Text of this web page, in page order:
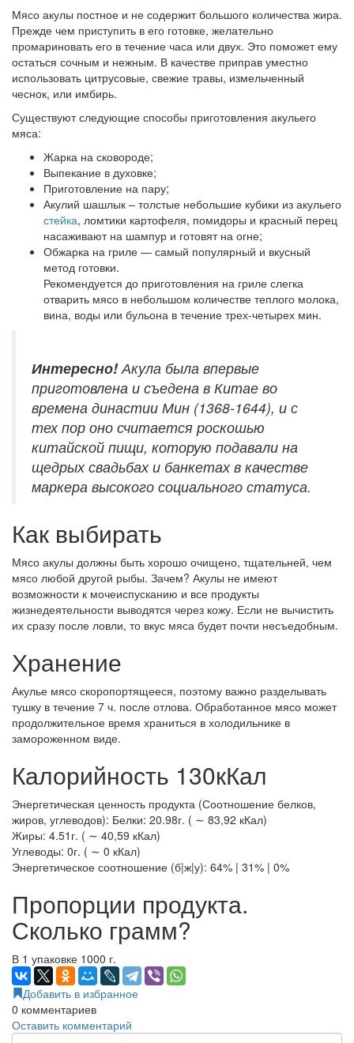
Мясо акулы постное и не содержит большого количества жира.
Прежде чем приступить в его готовке, желательно
промариновать его в течение часа или двух. Это поможет ему
остаться сочным и нежным. В качестве приправ уместно
использовать цитрусовые, свежие травы, измельченный
чеснок, или имбирь.
Существуют следующие способы приготовления акульего
мяса:
Жарка на сковороде;
Выпекание в духовке;
Приготовление на пару;
Акулий шашлык – толстые небольшие кубики из акульего
стейка, ломтики картофеля, помидоры и красный перец
насаживают на шампур и готовят на огне;
Обжарка на гриле — самый популярный и вкусный
метод готовки.
Рекомендуется до приготовления на гриле слегка
отварить мясо в небольшом количестве теплого молока,
вина, воды или бульона в течение трех-четырех мин.
Интересно!Акула была впервые
приготовлена и съедена в Китае во
времена династии Мин (1368-1644), и с
тех пор оно считается роскошью
китайской пищи, которую подавали на
щедрых свадьбах и банкетах в качестве
маркера высокого социального статуса.
Как выбирать
Мясо акулы должны быть хорошо очищено, тщательней, чем
мясо любой другой рыбы. Зачем? Акулы не имеют
возможности к мочеиспусканию и все продукты
жизнедеятельности выводятся через кожу. Если не вычистить
их сразу после ловли, то вкус мяса будет почти несъедобным.
Хранение
Акулье мясо скоропортящееся, поэтому важно разделывать
тушку в течение 7 ч. после отлова. Обработанное мясо может
продолжительное время храниться в холодильнике в
замороженном виде.
Калорийность 130кКал
Энергетическая ценность продукта (Соотношение белков,
жиров, углеводов): Белки: 20.98г. ( ∼ 83,92 кКал)
Жиры: 4.51г. ( ∼ 40,59 кКал)
Углеводы: 0г. ( ∼ 0 кКал)
Энергетическое соотношение (б|ж|у): 64% | 31% | 0%
Пропорции продукта.
Сколько грамм?
В 1 упаковке 1000 г.
Добавить в избранное
0 комментариев
Оставить комментарий